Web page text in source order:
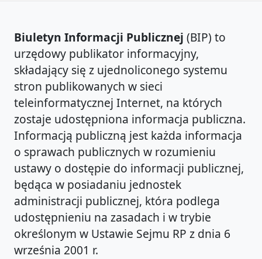
Biuletyn Informacji Publicznej (BIP) to
urzędowy publikator informacyjny,
składający się z ujednoliconego systemu
stron publikowanych w sieci
teleinformatycznej Internet, na których
zostaje udostępniona informacja publiczna.
Informacją publiczną jest każda informacja
o sprawach publicznych w rozumieniu
ustawy o dostępie do informacji publicznej,
będąca w posiadaniu jednostek
administracji publicznej, która podlega
udostępnieniu na zasadach i w trybie
określonym w Ustawie Sejmu RP z dnia 6
września 2001 r.